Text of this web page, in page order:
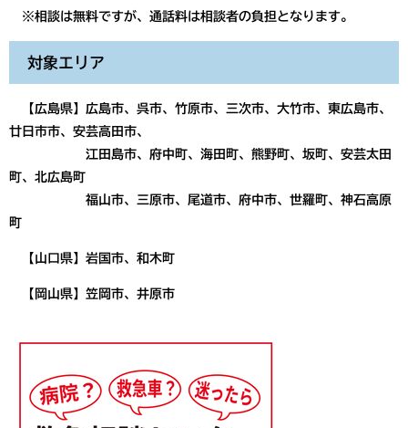
※相談は無料ですが、通話料は相談者の負担となります。
対象エリア
【広島県】広島市、呉市、竹原市、三次市、大竹市、東広島市、
廿日市市、安芸高田市、
江田島市、府中町、海田町、熊野町、坂町、安芸太田
町、北広島町
福山市、三原市、尾道市、府中市、世羅町、神石高原
町
【山口県】岩国市、和木町
【岡山県】笠岡市、井原市